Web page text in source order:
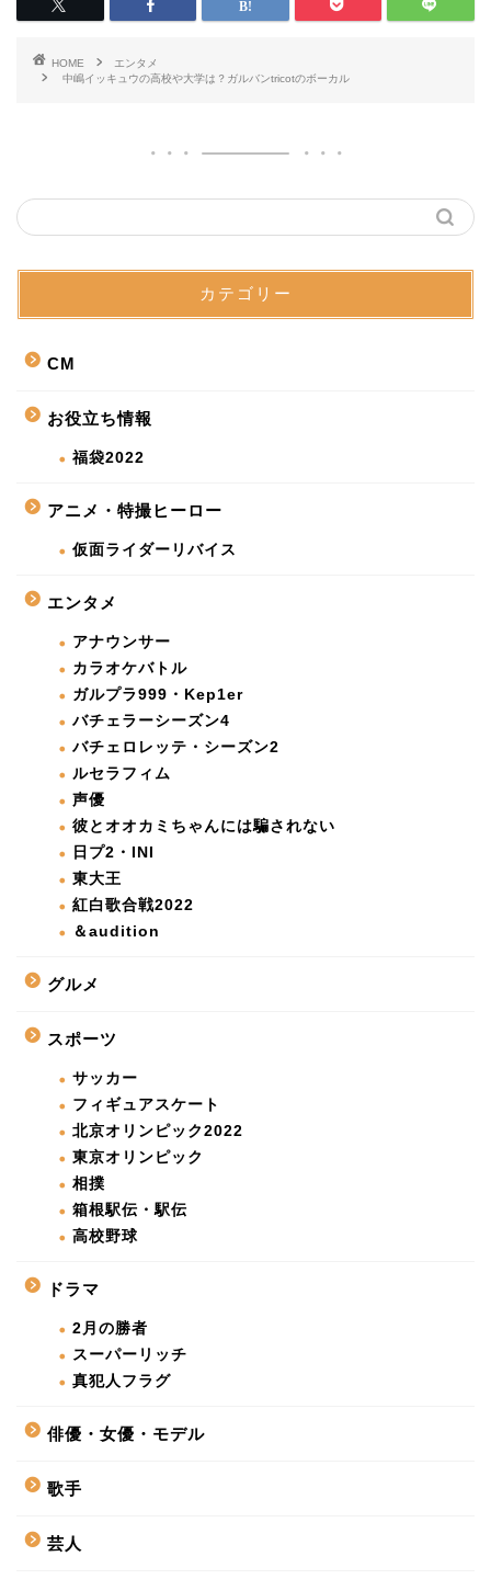
HOME
エンタメ
中嶋イッキュウの高校や大学は？ガルバンtricotのボーカル
カテゴリー
CM
お役立ち情報
福袋2022
アニメ・特撮ヒーロー
仮面ライダーリバイス
エンタメ
アナウンサー
カラオケバトル
ガルプラ999・Kep1er
バチェラーシーズン4
バチェロレッテ・シーズン2
ルセラフィム
声優
彼とオオカミちゃんには騙されない
日プ2・INI
東大王
紅白歌合戦2022
＆audition
グルメ
スポーツ
サッカー
フィギュアスケート
北京オリンピック2022
東京オリンピック
相撲
箱根駅伝・駅伝
高校野球
ドラマ
2月の勝者
スーパーリッチ
真犯人フラグ
俳優・女優・モデル
歌手
芸人